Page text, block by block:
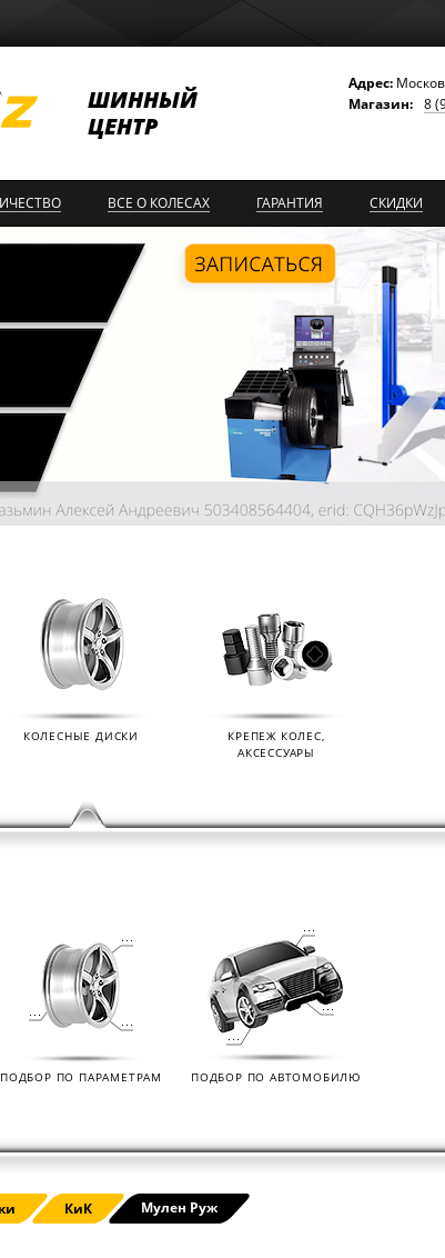
ШИННЫЙ
ЦЕНТР
Адрес:
Магазин: 8
ВСЕ О КОЛЕСАХ ГАРАНТИЯ СКИДКИ
Tyres (Ikon
Мы продаем датчики давления в колеса
на все автомобили.
КОЛЕСНЫЕ ДИСКИ
КРЕПЕЖ КОЛЕС,
АКСЕССУАРЫ
ПОДБОР ПО ПАРАМЕТРАМ ПОДБОР ПО АВТОМОБИЛЮ
КиК Мулен Руж